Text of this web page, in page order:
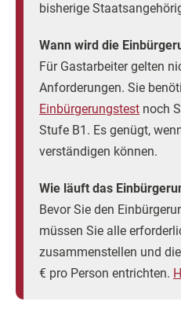
bisherige
Wann wird die
Für Gastarbeiter gelten
Anforderungen. Sie
Einbürgerungstest noch
Stufe B1. Es genügt,
verständigen können.
Wie läuft das
Bevor Sie den
müssen Sie alle
zusammenstellen und
€ pro Person entrichten.